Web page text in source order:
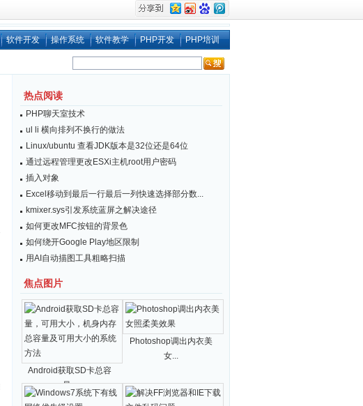
软件开发 操作系统 软件教学 PHP开发 PHP培训
热点阅读
PHP聊天室技术
ul li 横向排列不换行的做法
Linux/ubuntu 查看JDK版本是32位还是64位
通过远程管理更改ESXi主机root用户密码
插入对象
Excel移动到最后一行最后一列快速选择部分数...
kmixer.sys引发系统蓝屏之解决途径
如何更改MFC按钮的背景色
如何绕开Google Play地区限制
用AI自动描图工具粗略扫描
焦点图片
Android获取SD卡总容
量...
Photoshop调出内衣美
女...